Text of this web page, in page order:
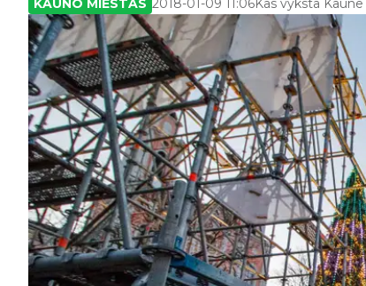
KAUNO MIESTAS 2018-01-09 11:06Kas vyksta Kaune